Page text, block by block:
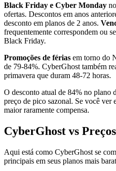
Black Friday e Cyber Monday
ofertas. Descontos em anos
desconto em planos de 2 anos.
frequentemente correspondem ou
Black Friday.
Promoções de férias em torno do
de 79-84%. CyberGhost também
primavera que duram 48-72 horas.
O desconto atual de 84% no plano
preço de pico sazonal. Se você ver
maior raramente compensa.
CyberGhost vs
Aqui está como CyberGhost se
principais em seus planos mais